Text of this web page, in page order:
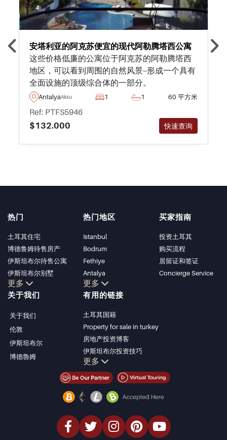
安塔利亚的阿克苏便宜的现代阿勒腾塔西公寓
这些价格低廉的公寓位于阿克苏的阿勒腾塔西
地区，可以看到周围的自然风景--形成一个具有
全面设施的顶级综合体的一部分。
AntalyaAksu 1 1 60 平方米
Ref: PTFS5946
$132.000
快速查询
热门
土耳其住宅
博德鲁姆待售房产
伊斯坦布尔待售公寓
伊斯坦布尔别墅
博德鲁姆别墅
安塔利亚待售公寓
更多
热门地区
Istanbul
Bodrum
Fethiye
Antalya
Kalkan
Alanya
Kemer
Dalyan
Izmir
Belek
更多
买家指南
投资土耳其
购买流程
居留证和签证
Concierge Service
关于我们
关于我们
伦敦
伊斯坦布尔
博德魯姆
有用的链接
土耳其国籍
Property for sale in turkey
房地产投资博客
伊斯坦布尔投资技巧
土耳其房产投资
伊斯坦布尔投资型房产
经济型房产
豪华房产
投资型房产
更多